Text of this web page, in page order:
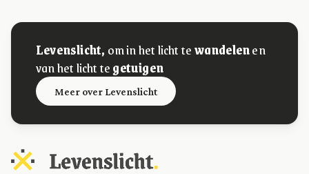
Levenslicht, om in het licht tewandelenen
van het licht tegetuigen
Meer over Levenslicht